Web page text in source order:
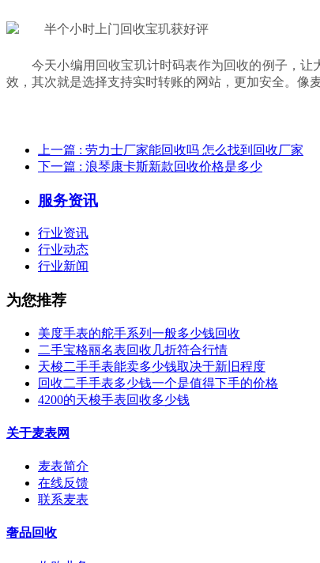
今天小编用回收宝玑计时码表作为回收的例子，
效，其次就是选择支持实时转账的网站，更加安全。像
上一篇 : 劳力士厂家能回收吗 怎么找到回收厂家
下一篇 : 浪琴康卡斯新款回收价格是多少
服务资讯
行业资讯
行业动态
行业新闻
为您推荐
美度手表的舵手系列一般多少钱回收
二手宝格丽名表回收几折符合行情
天梭二手手表能卖多少钱取决于新旧程度
回收二手手表多少钱一个是值得下手的价格
4200的天梭手表回收多少钱
关于麦表网
麦表简介
在线反馈
联系麦表
奢品回收